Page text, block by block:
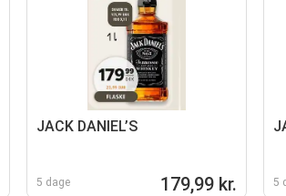
JACK DANIEL’S
5 dage 179,99 kr. 5